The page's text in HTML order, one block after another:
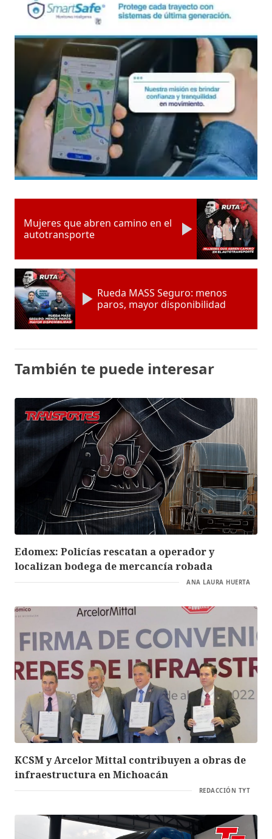
Mujeres que abren camino en el
autotransporte
Rueda MASS Seguro: menos
paros, mayor disponibilidad
También te puede interesar
Edomex: Policías rescatan a operador y
localizan bodega de mercancía robada
ANA LAURA HUERTA
KCSM y Arcelor Mittal contribuyen a obras de
infraestructura en Michoacán
REDACCIÓN TYT